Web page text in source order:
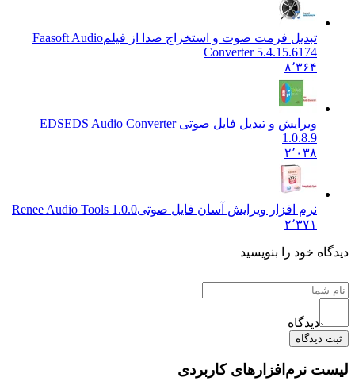
تبدیل فرمت صوت و استخراج صدا از فیلمFaasoft Audio
Converter 5.4.15.6174
۸٬۳۶۴
ویرایش و تبدیل فایل صوتی EDSEDS Audio Converter
1.0.8.9
۲٬۰۳۸
نرم افزار ویرایش آسان فایل صوتیRenee Audio Tools 1.0.0
۲٬۳۷۱
دیدگاه خود را بنویسید
دیدگاه
ثبت دیدگاه
لیست نرم‌افزارهای کاربردی